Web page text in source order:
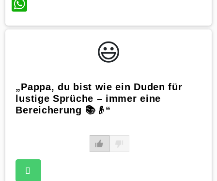
😃️
„Pappa, du bist wie ein Duden für
lustige Sprüche – immer eine
Bereicherung 📚👴“